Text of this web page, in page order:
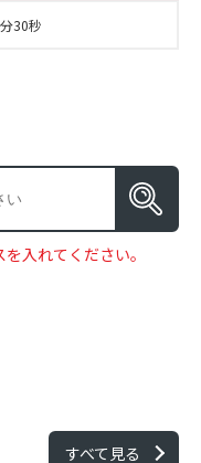
30秒
入れてください。
すべて見る